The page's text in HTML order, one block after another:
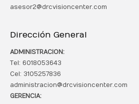
asesor2@drcvisioncenter.com
Dirección General
ADMINISTRACION:
Tel: 6018053643
Cel: 3105257836
administracion@drcvisioncenter.com
GERENCIA: